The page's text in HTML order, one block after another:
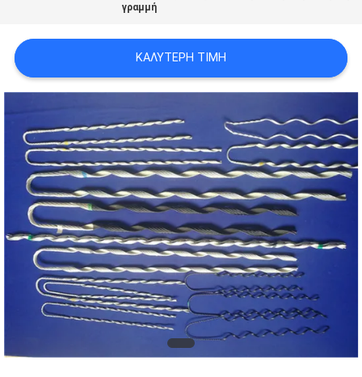
ΣΕ
ΕΠΑΦΉ
ΜΕ
ΖΗΤΉΣΤΕ
ΈΝΑ
ΑΠΌΣΠΑΣΜΑ
γραμμή
ΚΑΛΎΤΕΡΗ ΤΙΜΉ